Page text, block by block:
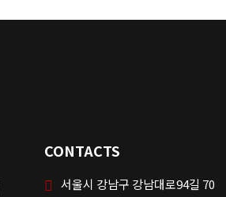
CONTACTS
서울시 강남구 강남대로94길 70